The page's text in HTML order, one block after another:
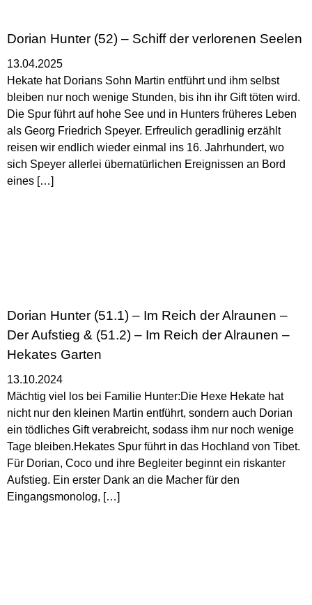
Dorian Hunter (52) – Schiff der verlorenen Seelen
13.04.2025
Hekate hat Dorians Sohn Martin entführt und ihm selbst
bleiben nur noch wenige Stunden, bis ihn ihr Gift töten wird.
Die Spur führt auf hohe See und in Hunters früheres Leben
als Georg Friedrich Speyer. Erfreulich geradlinig erzählt
reisen wir endlich wieder einmal ins 16. Jahrhundert, wo
sich Speyer allerlei übernatürlichen Ereignissen an Bord
eines […]
Dorian Hunter (51.1) – Im Reich der Alraunen –
Der Aufstieg & (51.2) – Im Reich der Alraunen –
Hekates Garten
13.10.2024
Mächtig viel los bei Familie Hunter:Die Hexe Hekate hat
nicht nur den kleinen Martin entführt, sondern auch Dorian
ein tödliches Gift verabreicht, sodass ihm nur noch wenige
Tage bleiben.Hekates Spur führt in das Hochland von Tibet.
Für Dorian, Coco und ihre Begleiter beginnt ein riskanter
Aufstieg. Ein erster Dank an die Macher für den
Eingangsmonolog, […]